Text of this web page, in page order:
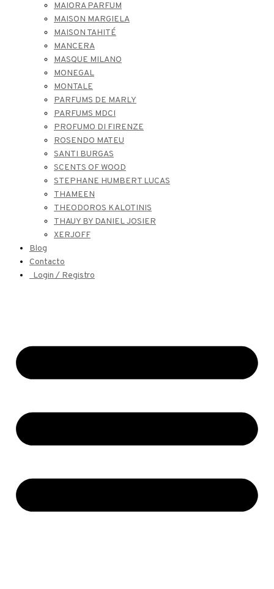
MAIORA PARFUM
MAISON MARGIELA
MAISON TAHITÉ
MANCERA
MASQUE MILANO
MONEGAL
MONTALE
PARFUMS DE MARLY
PARFUMS MDCI
PROFUMO DI FIRENZE
ROSENDO MATEU
SANTI BURGAS
SCENTS OF WOOD
STEPHANE HUMBERT LUCAS
THAMEEN
THEODOROS KALOTINIS
THAUY BY DANIEL JOSIER
XERJOFF
Blog
Contacto
Login / Registro